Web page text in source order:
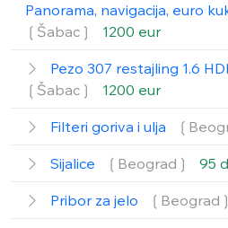
Panorama, navigacija, euro
❲Šabac❳
1200 eur
Pezo 307 restajling 1.6
❲Šabac❳
1200 eur
Filteri goriva i ulja
Sijalice ❲Beograd❳ 95
Pribor za jelo ❲Beograd❳